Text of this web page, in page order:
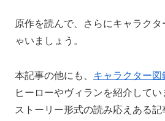
原作を読んで、さらにキャラク
ゃいましょう。
本記事の他にも、 キャラクター図
ヒーローやヴィランを紹介してい
ストーリー形式の読み応えある